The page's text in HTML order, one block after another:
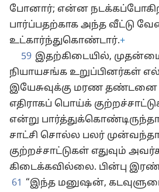
போனார்; என்ன
பார்ப்பதற்காக அந்த வீட்டு
உட்கார்ந்துகொண்டார்.+
59 இதற்கிடையில், முதன்மை
நியாயசங்க உறுப்பினர்கள்
இயேசுவுக்கு மரண தண்டனை
எதிராகப் பொய்க்
என்று
சாட்சி சொல்ல பலர்
குற்றச்சாட்டுகள் எதுவும்
கிடைக்கவில்லை. பின்பு
61 “இந்த மனுஷன்,